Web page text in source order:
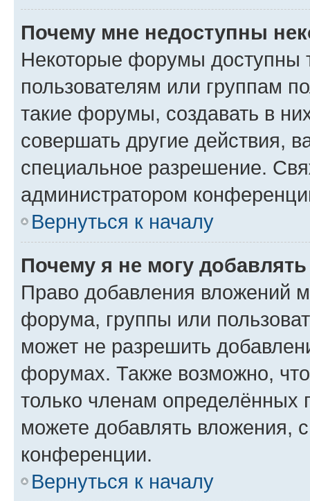
Почему мне недоступны
Некоторые форумы доступны
пользователям или группам
такие форумы, создавать в
совершать другие действия,
специальное разрешение.
администратором
Вернуться к началу
Почему я не могу
Право добавления вложений
форума, группы или
может не разрешить
форумах. Также возможно,
только членам определённых
можете добавлять вложения,
конференции.
Вернуться к началу